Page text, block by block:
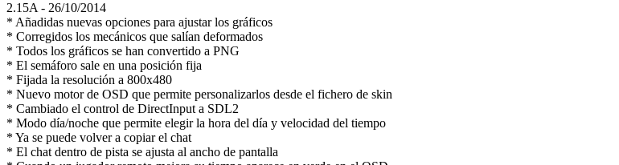
2.15A - 26/10/2014
* Añadidas nuevas opciones para ajustar los gráficos
* Corregidos los mecánicos que salían deformados
* Todos los gráficos se han convertido a PNG
* El semáforo sale en una posición fija
* Fijada la resolución a 800x480
* Nuevo motor de OSD que permite personalizarlos desde el fichero de skin
* Cambiado el control de DirectInput a SDL2
* Modo día/noche que permite elegir la hora del día y velocidad del tiempo
* Ya se puede volver a copiar el chat
* El chat dentro de pista se ajusta al ancho de pantalla